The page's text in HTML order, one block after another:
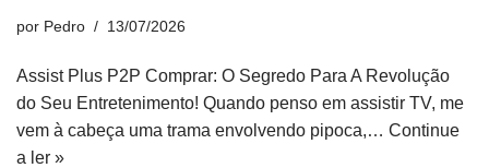
por Pedro 13/07/2026
Assist Plus P2P Comprar: O Segredo Para A Revolução
do Seu Entretenimento! Quando penso em assistir TV, me
vem à cabeça uma trama envolvendo pipoca,… Continue
a ler »